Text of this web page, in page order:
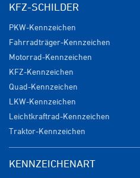
KFZ-SCHILDER
PKW-Kennzeichen
Fahrradträger-Kennzeichen
Motorrad-Kennzeichen
KFZ-Kennzeichen
Quad-Kennzeichen
LKW-Kennzeichen
Leichtkraftrad-Kennzeichen
Traktor-Kennzeichen
KENNZEICHENART